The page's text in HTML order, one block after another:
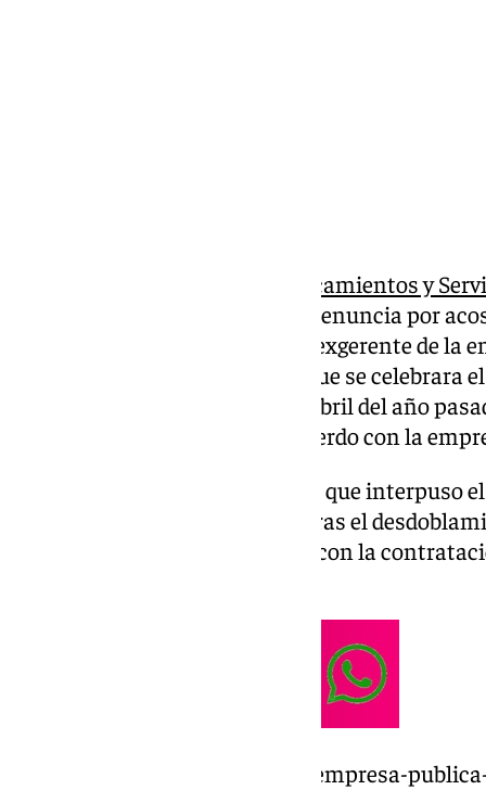
Sociedad Municipal de Aparcamientos y
de la crisis a la que dio lugar la denuncia por
Técnica, Trinidad Rodríguez, al exgerente de
Para ello, y unos días antes de que se
Alejandro Donaire -dimitió en abril del año
de empresa ha llegado a un acuerdo con la
Se cierra así la demanda laboral que interpuso
Juzgado de lo Social número 3 tras el
dos departamentos, Proyectos, con la
https://www.101tv.es/smassa-empresa-